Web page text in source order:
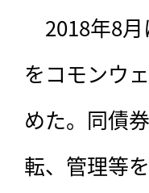
2018年8月
をコモンウ
めた。同債
転、管理等